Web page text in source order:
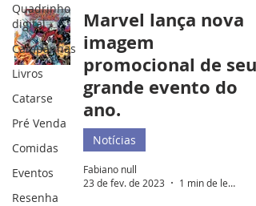
Quadrinho
digital
Campanhas
Livros
Catarse
Pré Venda
Comidas
Eventos
Resenha
Marvel lança nova
imagem
promocional de seu
grande evento do
ano.
Notícias
Fabiano null
23 de fev. de 2023
1 min de leitura